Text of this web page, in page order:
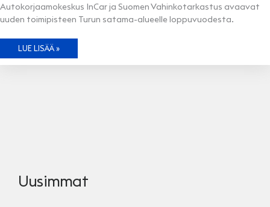
Autokorjaamokeskus InCar ja Suomen Vahinkotarkastus avaavat
uuden toimipisteen Turun satama-alueelle loppuvuodesta.
UUSI
TURKUUN
LUE LISÄÄ »
Uusimmat